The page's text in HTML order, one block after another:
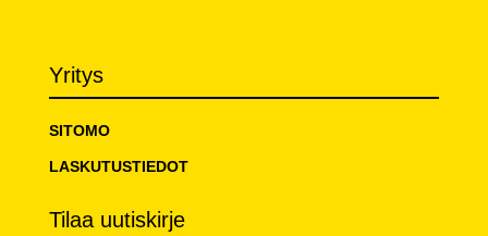
Yritys
SITOMO
LASKUTUSTIEDOT
Tilaa uutiskirje